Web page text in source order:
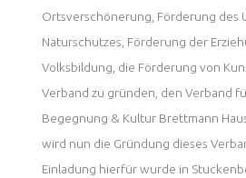
Ortsverschönerung, Förderung des
Naturschutzes, Förderung der
Volksbildung, die Förderung von
Verband zu gründen, den Verband
Begegnung & Kultur Brettmann
wird nun die Gründung dieses
Einladung hierfür wurde in